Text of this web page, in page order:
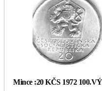
Mince :20 KČS 1972